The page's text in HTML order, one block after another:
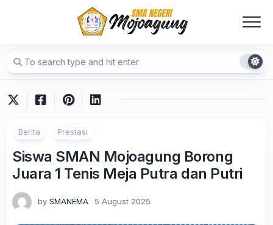
Berita Prestasi
Siswa SMAN Mojoagung Borong
Juara 1 Tenis Meja Putra dan Putri
by SMANEMA 5 August 2025